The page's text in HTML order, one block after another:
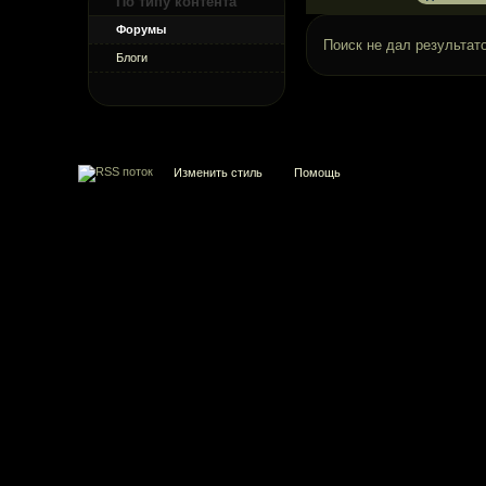
Форумы
Блоги
Поиск не дал
Изменить стиль Помощь